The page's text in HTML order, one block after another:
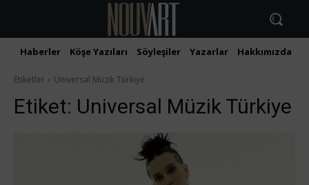
Haberler Köşe Yazıları Söyleşiler Yazarlar Hakkımızda
Etiketler Universal Müzik Türkiye
Etiket: Universal Müzik Türkiye